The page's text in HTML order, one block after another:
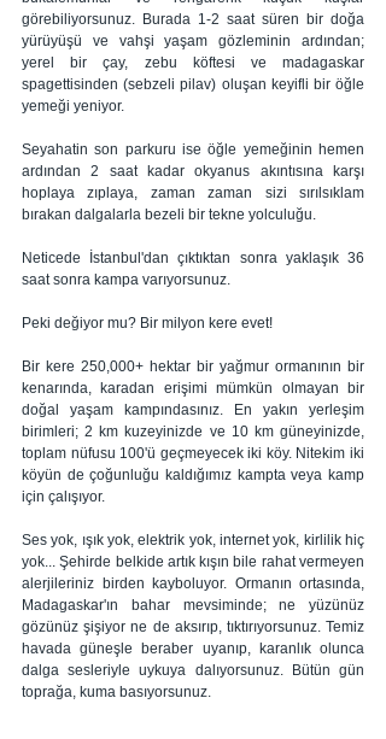
görebiliyorsunuz. Burada 1-2 saat süren bir doğa
yürüyüşü ve vahşi yaşam gözleminin ardından;
yerel bir çay, zebu köftesi ve madagaskar
spagettisinden (sebzeli pilav) oluşan keyifli bir öğle
yemeği yeniyor.
Seyahatin son parkuru ise öğle yemeğinin hemen
ardından 2 saat kadar okyanus akıntısına karşı
hoplaya zıplaya, zaman zaman sizi sırılsıklam
bırakan dalgalarla bezeli bir tekne yolculuğu.
Neticede İstanbul'dan çıktıktan sonra yaklaşık 36
saat sonra kampa varıyorsunuz.
Peki değiyor mu? Bir milyon kere evet!
Bir kere 250,000+ hektar bir yağmur ormanının bir
kenarında, karadan erişimi mümkün olmayan bir
doğal yaşam kampındasınız. En yakın yerleşim
birimleri; 2 km kuzeyinizde ve 10 km güneyinizde,
toplam nüfusu 100'ü geçmeyecek iki köy. Nitekim iki
köyün de çoğunluğu kaldığımız kampta veya kamp
için çalışıyor.
Ses yok, ışık yok, elektrik yok, internet yok, kirlilik hiç
yok... Şehirde belkide artık kışın bile rahat vermeyen
alerjileriniz birden kayboluyor. Ormanın ortasında,
Madagaskar'ın bahar mevsiminde; ne yüzünüz
gözünüz şişiyor ne de aksırıp, tıktırıyorsunuz. Temiz
havada güneşle beraber uyanıp, karanlık olunca
dalga sesleriyle uykuya dalıyorsunuz. Bütün gün
toprağa, kuma basıyorsunuz.